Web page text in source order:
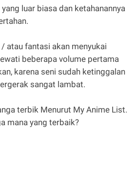
luar biasa dan ketahanannya
atau fantasi akan menyukai
beberapa volume pertama
karena seni sudah ketinggalan
sangat lambat.
terbik Menurut My Anime List.
mana yang terbaik?